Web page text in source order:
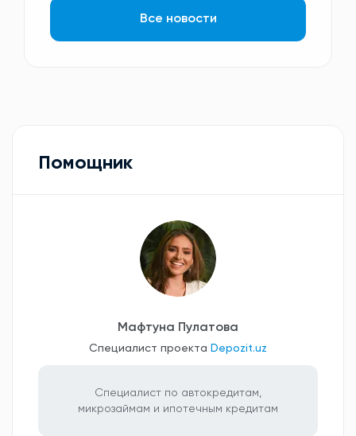
Все новости
Помощник
Мафтуна Пулатова
Специалист проекта Depozit.uz
Специалист по автокредитам,
микрозаймам и ипотечным кредитам